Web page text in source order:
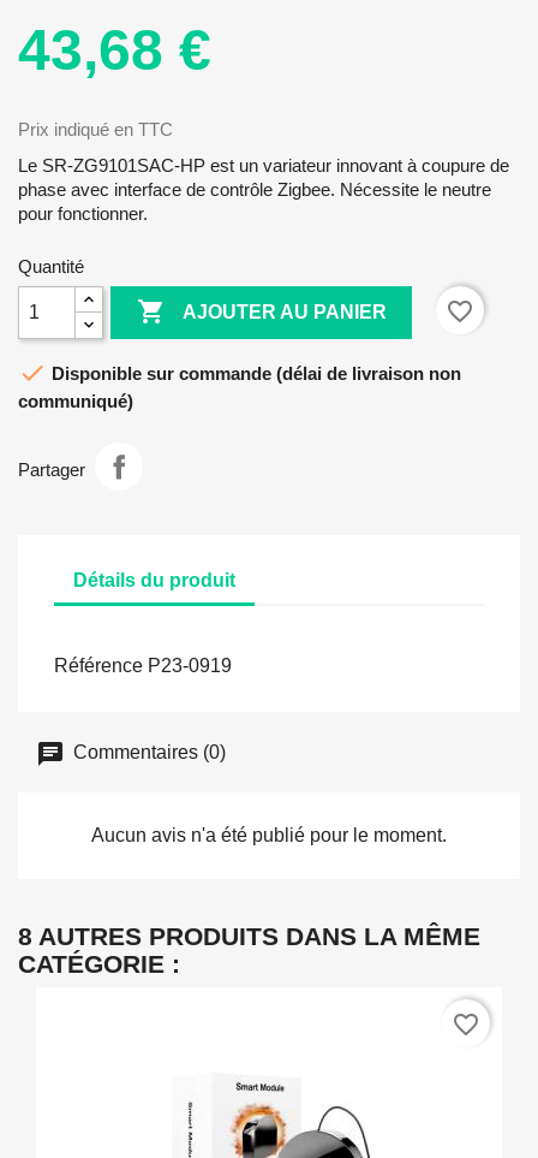
43,68 €
Prix indiqué en TTC
Le SR-ZG9101SAC-HP est un variateur innovant à coupure de
phase avec interface de contrôle Zigbee. Nécessite le neutre
pour fonctionner.
Quantité
 AJOUTER AU PANIER favorite_border
 Disponible sur commande (délai de livraison non
communiqué)
Partager
Détails du produit
Référence P23-0919
Commentaires (0)
Aucun avis n'a été publié pour le moment.
8 AUTRES PRODUITS DANS LA MÊME
CATÉGORIE :
favorite_border